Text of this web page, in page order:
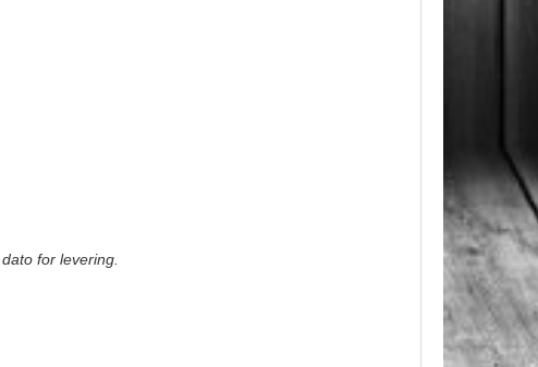
for levering.